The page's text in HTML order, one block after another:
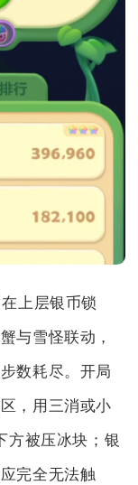
上层银币锁
与雪怪联动，
数耗尽。开局
，用三消或小
方被压冰块；银
完全无法触